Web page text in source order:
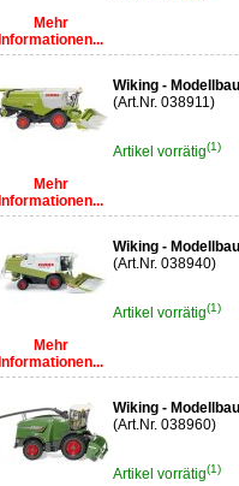
Mehr
Informationen...
Mehr
Informationen...
Wiking -
(Art.Nr. 038911)
Artikel vorrätig(1)
Mehr
Informationen...
Wiking -
(Art.Nr. 038940)
Artikel vorrätig(1)
Wiking -
(Art.Nr. 038960)
Artikel vorrätig(1)